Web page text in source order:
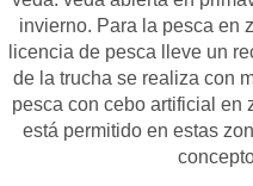
invierno. Para la pesca en
licencia de pesca lleve un
de la trucha se realiza con
pesca con cebo artificial en
está permitido en estas